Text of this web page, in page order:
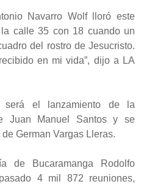
Navarro Wolf lloró este
calle 35 con 18 cuando un
del rostro de Jesucristo.
en mi vida”, dijo a LA
el lanzamiento de la
Juan Manuel Santos y se
German Vargas Lleras.
de Bucaramanga Rodolfo
4 mil 872 reuniones,